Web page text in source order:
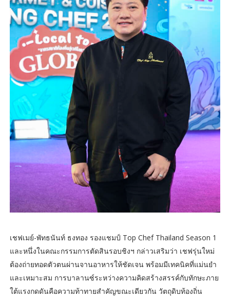
เชฟเมย์-พัทธนันท์ ธงทอง รองแชมป์ Top Chef Thailand Season 1
และหนึ่งในคณะกรรมการตัดสินรอบชิงฯ กล่าวเสริมว่า เชฟรุ่นใหม่
ต้องถ่ายทอดตัวตนผ่านจานอาหารให้ชัดเจน พร้อมมีเทคนิคที่แม่นยำ
และเหมาะสม การบาลานซ์ระหว่างความคิดสร้างสรรค์กับทักษะภาย
ใต้แรงกดดันคือความท้าทายสำคัญขณะเดียวกัน วัตถุดิบท้องถิ่น